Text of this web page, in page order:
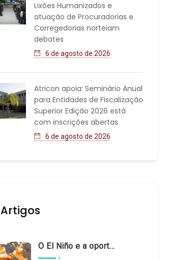
Lixões Humanizados e
atuação de Procuradorias e
Corregedorias norteiam
debates
6 de agosto de 2026
Atricon apoia: Seminário Anual
para Entidades de Fiscalização
Superior Edição 2026 está
com inscrições abertas
6 de agosto de 2026
Artigos
O El Niño e a oportunidade de fortalecer o controle externo das políticas climáticas